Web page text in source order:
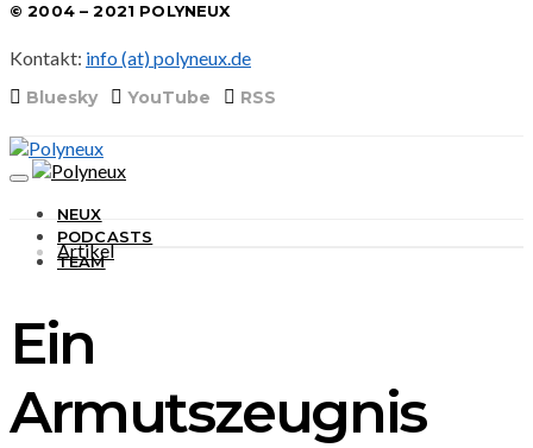
© 2004 – 2021 POLYNEUX
Kontakt: info (at) polyneux.de
Bluesky YouTube RSS
NEUX
PODCASTS
TEAM
Artikel
Ein
Armutszeugnis